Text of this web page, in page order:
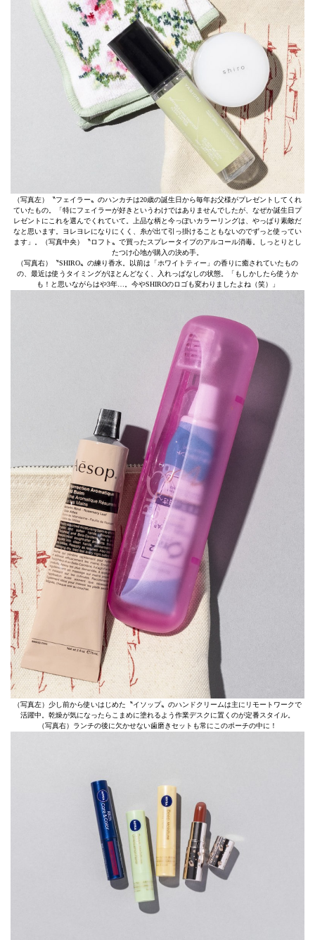
（写真左）〝フェイラー〟のハンカチは20歳の誕生日から毎年お父様がプレゼントしてくれ
ていたもの。「特にフェイラーが好きというわけではありませんでしたが、なぜか誕生日プ
レゼントにこれを選んでくれていて。上品な柄と今っぽいカラーリングは、やっぱり素敵だ
なと思います。ヨレヨレになりにくく、糸が出て引っ掛けることもないのでずっと使ってい
ます」。（写真中央）〝ロフト〟で買ったスプレータイプのアルコール消毒。しっとりとし
たつけ心地が購入の決め手。
（写真右）〝SHIRO〟の練り香水。以前は「ホワイトティー」の香りに癒されていたもの
の、最近は使うタイミングがほとんどなく、入れっぱなしの状態。「もしかしたら使うか
も！と思いながらはや3年…。今やSHIROのロゴも変わりましたよね（笑）」
（写真左）少し前から使いはじめた〝イソップ〟のハンドクリームは主にリモートワークで
活躍中。乾燥が気になったらこまめに塗れるよう作業デスクに置くのが定番スタイル。
（写真右）ランチの後に欠かせない歯磨きセットも常にこのポーチの中に！